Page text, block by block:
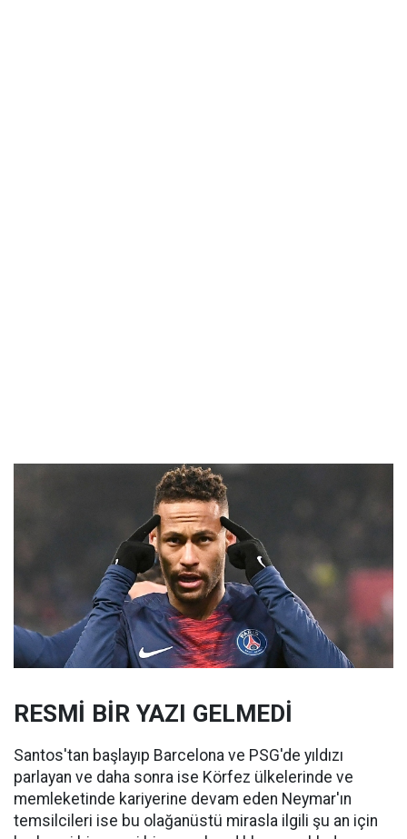
RESMİ BİR YAZI GELMEDİ
Santos'tan başlayıp Barcelona ve PSG'de yıldızı
parlayan ve daha sonra ise Körfez ülkelerinde ve
memleketinde kariyerine devam eden Neymar'ın
temsilcileri ise bu olağanüstü mirasla ilgili şu an için